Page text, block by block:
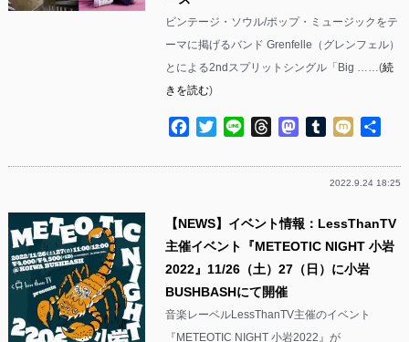
ビンテージ・ソウル/ポップ・ミュージックをテ
ーマに掲げるバンド Grenfelle（グレンフェル）
とによる2ndスプリットシングル「Big ……(続
きを読む)
Facebook
TwitterLine ThreadsMastodon
Tumblr
Mixi
2022.9.24 18:25
【NEWS】イベント情報：LessThanTV
主催イベント『METEOTIC NIGHT 小岩
2022』11/26（土）27（日）に小岩
BUSHBASHにて開催
音楽レーベルLessThanTV主催のイベント
『METEOTIC NIGHT 小岩2022』が